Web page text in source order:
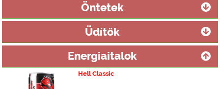
Öntetek
Üdítők
Energiaitalok
Hell Classic